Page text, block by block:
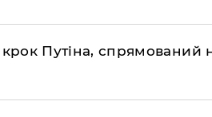
Путіна, спрямований